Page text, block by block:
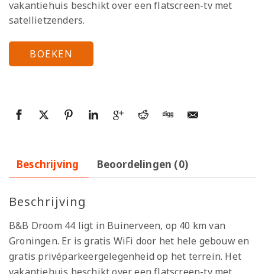
vakantiehuis beschikt over een flatscreen-tv met
satellietzenders.
BOEKEN
Beschrijving Beoordelingen (0)
Beschrijving
B&B Droom 44 ligt in Buinerveen, op 40 km van
Groningen. Er is gratis WiFi door het hele gebouw en
gratis privéparkeergelegenheid op het terrein. Het